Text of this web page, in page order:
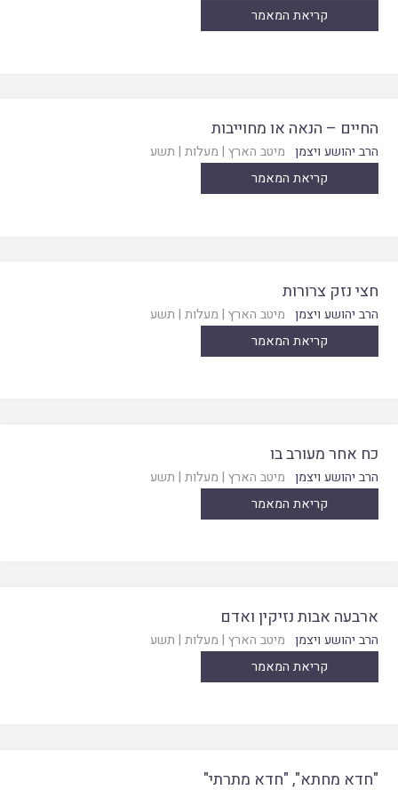
קריאת המאמר
החיים – הנאה או מחוייבות
הרב יהושע ויצמן מיטב הארץ | מעלות | תשע
קריאת המאמר
חצי נזק צרורות
הרב יהושע ויצמן מיטב הארץ | מעלות | תשע
קריאת המאמר
כח אחר מעורב בו
הרב יהושע ויצמן מיטב הארץ | מעלות | תשע
קריאת המאמר
ארבעה אבות נזיקין ואדם
הרב יהושע ויצמן מיטב הארץ | מעלות | תשע
קריאת המאמר
"חדא מחתא", "חדא מתרתי"